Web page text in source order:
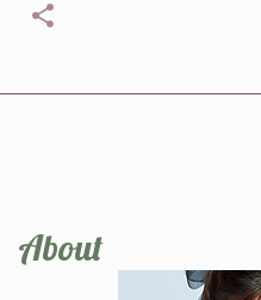
About